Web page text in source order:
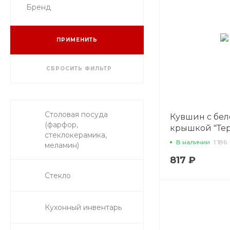
Бренд
ПРИМЕНИТЬ
СБРОСИТЬ ФИЛЬТР
Столовая посуда
(фарфор,
стеклокерамика,
меламин)
Стекло
Кухонный инвентарь
Кувшин с
крышкой
мл. стекло
В наличии 1 186
817 ₽